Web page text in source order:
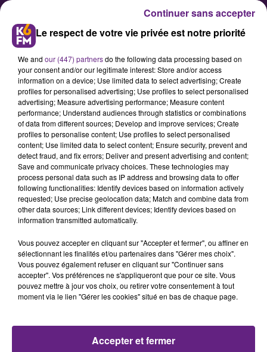
L’ARS de Bourgogne-Franche-
Comté renouvelle ses conseils
pour limiter la circulation du
COVID-19
Dans son point quotidien de ce
mercredi soir sur l’évolution de
Bourgogne-Franche-Comté,
l’Agence Régionale de Santé insiste
sur la nécessité de garder une
vigilance collective, notamment sur
plus fragiles. Ci-dessous le
communiqué.
Le respect de votre vie privée est notre priorité
We and our (447) partnersdo the following data processing based on
your consent and/or our legitimate interest: Store and/or access
information on a device; Use limited data to select advertising; Create
profiles for personalised advertising; Use profiles to select personalised
advertising; Measure advertising performance; Measure content
performance; Understand audiences through statistics or combinations
of data from different sources; Develop and improve services; Create
profiles to personalise content; Use profiles to select personalised
content; Use limited data to select content; Ensure security, prevent and
detect fraud, and fix errors; Deliver and present advertising and content;
Save and communicate privacy choices. These technologies may
process personal data such as IP address and browsing data to offer
following functionalities: Identify devices based on information actively
requested; Use precise geolocation data; Match and combine data from
other data sources; Link different devices; Identify devices based on
information transmitted automatically.
Vous pouvez accepter en cliquant sur "Accepter et fermer", ou affiner en
sélectionnant les finalités et/ou partenaires dans "Gérer mes choix".
Vous pouvez également refuser en cliquant sur "Continuer sans
accepter". Vos préférences ne s'appliqueront que pour ce site. Vous
pouvez mettre à jour vos choix, ou retirer votre consentement à tout
moment via le lien "Gérer les cookies" situé en bas de chaque page.
Accepter et fermer
Continuer sans accepter